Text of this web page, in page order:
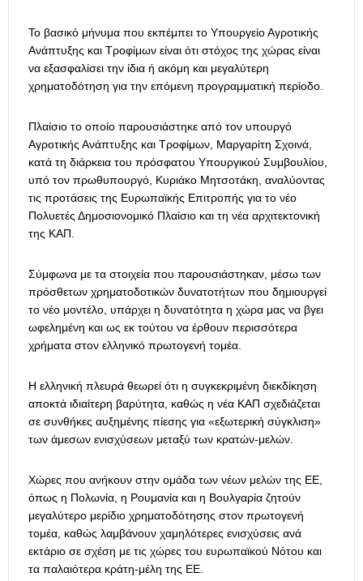
Το βασικό μήνυμα που εκπέμπει το Υπουργείο Αγροτικής
Ανάπτυξης και Τροφίμων είναι ότι στόχος της χώρας είναι
να εξασφαλίσει την ίδια ή ακόμη και μεγαλύτερη
χρηματοδότηση για την επόμενη προγραμματική περίοδο.
Πλαίσιο το οποίο παρουσιάστηκε από τον υπουργό
Αγροτικής Ανάπτυξης και Τροφίμων, Μαργαρίτη Σχοινά,
κατά τη διάρκεια του πρόσφατου Υπουργικού Συμβουλίου,
υπό τον πρωθυπουργό, Κυριάκο Μητσοτάκη, αναλύοντας
τις προτάσεις της Ευρωπαϊκής Επιτροπής για το νέο
Πολυετές Δημοσιονομικό Πλαίσιο και τη νέα αρχιτεκτονική
της ΚΑΠ.
Σύμφωνα με τα στοιχεία που παρουσιάστηκαν, μέσω των
πρόσθετων χρηματοδοτικών δυνατοτήτων που δημιουργεί
το νέο μοντέλο, υπάρχει η δυνατότητα η χώρα μας να βγει
ωφελημένη και ως εκ τούτου να έρθουν περισσότερα
χρήματα στον ελληνικό πρωτογενή τομέα.
Η ελληνική πλευρά θεωρεί ότι η συγκεκριμένη διεκδίκηση
αποκτά ιδιαίτερη βαρύτητα, καθώς η νέα ΚΑΠ σχεδιάζεται
σε συνθήκες αυξημένης πίεσης για «εξωτερική σύγκλιση»
των άμεσων ενισχύσεων μεταξύ των κρατών-μελών.
Χώρες που ανήκουν στην ομάδα των νέων μελών της ΕΕ,
όπως η Πολωνία, η Ρουμανία και η Βουλγαρία ζητούν
μεγαλύτερο μερίδιο χρηματοδότησης στον πρωτογενή
τομέα, καθώς λαμβάνουν χαμηλότερες ενισχύσεις ανά
εκτάριο σε σχέση με τις χώρες του ευρωπαϊκού Νότου και
τα παλαιότερα κράτη-μέλη της ΕΕ.